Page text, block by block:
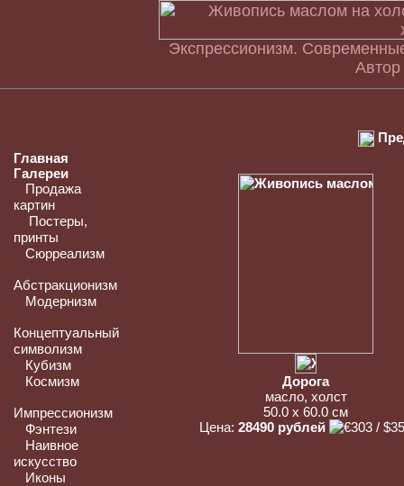
Экспрессионизм.
Главная
Галереи
Продажа
картин
Постеры,
принты
Сюрреализм
Абстракционизм
Модернизм
Концептуальный
символизм
Кубизм
Космизм
Импрессионизм
Фэнтези
Наивное
искусство
Иконы
Дорога
масло, холст
50.0 x 60.0 см
Цена: 28490 рублей